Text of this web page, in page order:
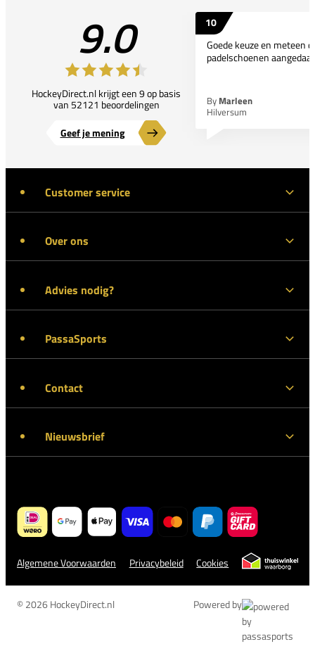
9.0
HockeyDirect.nl krijgt een 9 op basis
van 52121 beoordelingen
Geef je mening
10
Goede keuze en meteen
padelschoenen
By Marleen
Hilversum
Customer service
Over ons
Advies nodig?
PassaSports
Contact
Nieuwsbrief
Algemene Voorwaarden Privacybeleid Cookies
© 2026 HockeyDirect.nl Powered by